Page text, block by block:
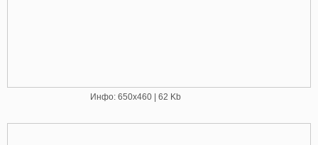
Инфо: 650х460 | 62 Kb